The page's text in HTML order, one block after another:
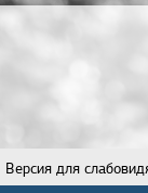
Версия для